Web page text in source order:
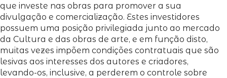
que investe nas obras para promover a sua
divulgação e comercialização. Estes investidores
possuem uma posição privilegiada junto ao mercado
da Cultura e das obras de arte, e em função disto,
muitas vezes impõem condições contratuais que são
lesivas aos interesses dos autores e criadores,
levando-os, inclusive, a perderem o controle sobre